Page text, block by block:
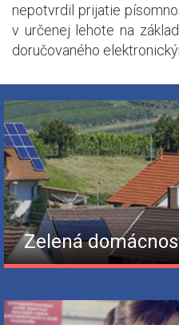
nepotvrdil prijatie
v určenej lehote na
doručovaného
Zelená